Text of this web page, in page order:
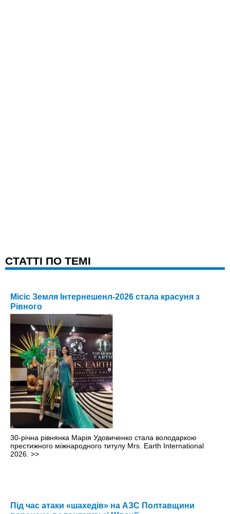
CТАТТІ ПО ТЕМІ
Місіс Земля Інтернешенл-2026 стала красуня з
Рівного
30-річна рівнянка Марія Удовиченко стала володаркою
престижного міжнародного титулу Mrs. Earth International
2026. >>
Під час атаки «шахедів» на АЗС Полтавщини